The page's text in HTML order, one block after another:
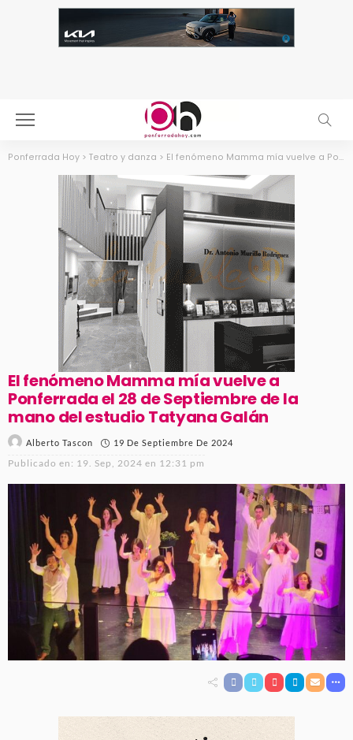
Ponferrada Hoy > Teatro y danza > El fenómeno Mamma mía vuelve a Ponferrada el 28 de Septiembre de la mano del estudio Tatyana Galán
El fenómeno Mamma mía vuelve a
Ponferrada el 28 de Septiembre de la
mano del estudio Tatyana Galán
Alberto Tascon 19 De Septiembre De 2024
Publicado en: 19. Sep, 2024 en 12:31 pm